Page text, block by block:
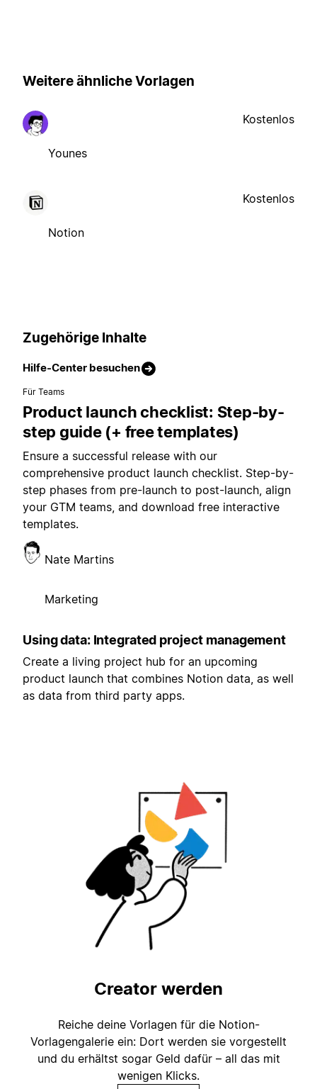
Weitere ähnliche Vorlagen
Younes
Kostenlos
Notion
Kostenlos
Zugehörige Inhalte
Hilfe-Center besuchen
Für Teams
Product launch checklist: Step-by-
step guide (+ free templates)
Ensure a successful release with our
comprehensive product launch checklist. Step-by-
step phases from pre-launch to post-launch, align
your GTM teams, and download free interactive
templates.
Nate Martins
Marketing
Using data: Integrated project management
Create a living project hub for an upcoming
product launch that combines Notion data, as well
as data from third party apps.
Creator werden
Reiche deine Vorlagen für die Notion-
Vorlagengalerie ein: Dort werden sie vorgestellt
und du erhältst sogar Geld dafür – all das mit
wenigen Klicks.